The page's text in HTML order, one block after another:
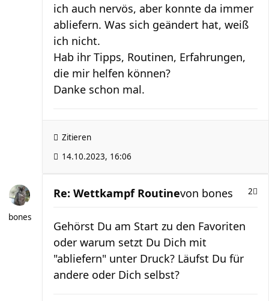
ich auch nervös, aber konnte da immer
abliefern. Was sich geändert hat, weiß
ich nicht.
Hab ihr Tipps, Routinen, Erfahrungen,
die mir helfen können?
Danke schon mal.
Zitieren
14.10.2023, 16:06
bones
Re: Wettkampf Routine 2
von bones
Gehörst Du am Start zu den Favoriten
oder warum setzt Du Dich mit
"abliefern" unter Druck? Läufst Du für
andere oder Dich selbst?